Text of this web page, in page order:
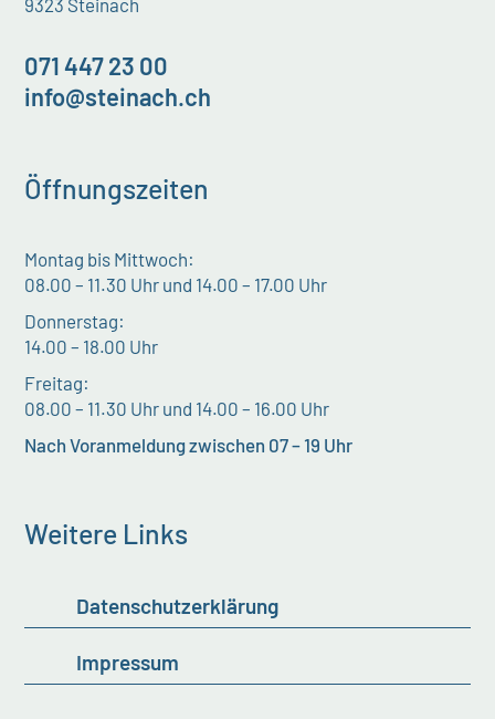
071 447 23 00
info@steinach.ch
Öffnungszeiten
Montag bis Mittwoch:
08.00 – 11.30 Uhr und 14.00 – 17.00 Uhr
Donnerstag:
14.00 – 18.00 Uhr
Freitag:
08.00 – 11.30 Uhr und 14.00 – 16.00 Uhr
Nach Voranmeldung zwischen 07 – 19 Uhr
Weitere Links
Datenschutzerklärung
Impressum